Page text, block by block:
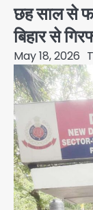
छह साल से
बिहार से
May 18, 2026